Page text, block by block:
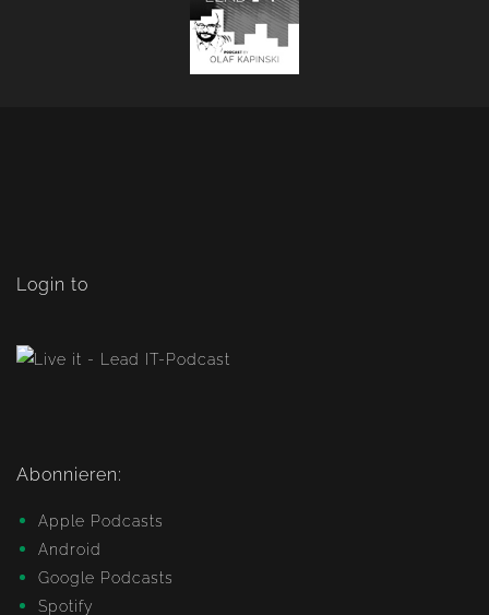
Login to
Abonnieren:
Apple Podcasts
Android
Google Podcasts
Spotify